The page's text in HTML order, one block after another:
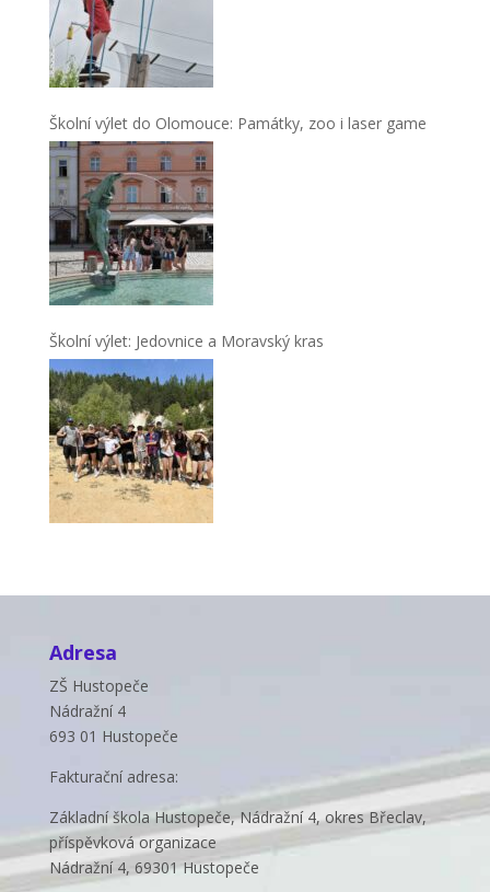
Školní výlet do Olomouce: Památky, zoo i laser game
Školní výlet: Jedovnice a Moravský kras
Adresa
ZŠ Hustopeče
Nádražní 4
693 01 Hustopeče
Fakturační adresa:
Základní škola Hustopeče, Nádražní 4, okres Břeclav,
příspěvková organizace
Nádražní 4, 69301 Hustopeče